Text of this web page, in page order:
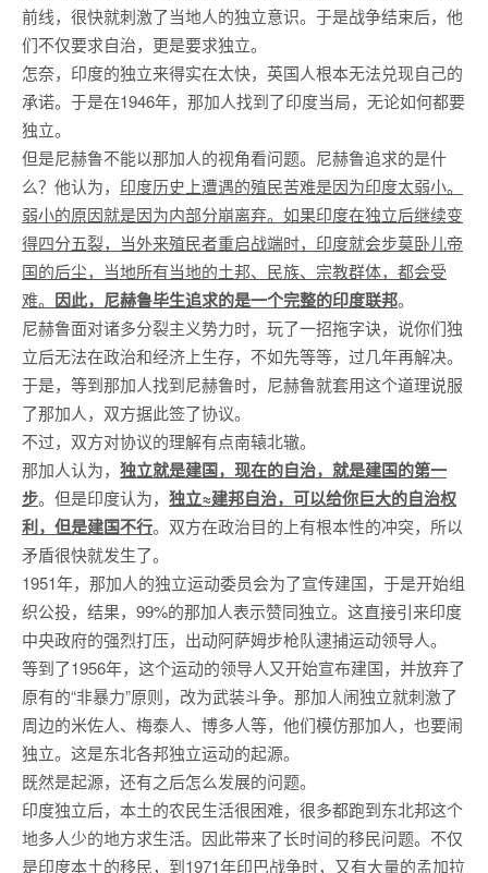
前线，很快就刺激了当地人的独立意识。于是战争结束后，他
们不仅要求自治，更是要求独立。
怎奈，印度的独立来得实在太快，英国人根本无法兑现自己的
承诺。于是在1946年，那加人找到了印度当局，无论如何都要
独立。
但是尼赫鲁不能以那加人的视角看问题。尼赫鲁追求的是什
么？他认为， 印度历史上遭遇的殖民苦难是因为印度太弱小。
弱小的原因就是因为内部分崩离弃。如果印度在独立后继续变
得四分五裂，当外来殖民者重启战端时，印度就会步莫卧儿帝
国的后尘，当地所有当地的土邦、民族、宗教群体，都会受
难。 因此，尼赫鲁毕生追求的是一个完整的印度联邦。
尼赫鲁面对诸多分裂主义势力时，玩了一招拖字诀，说你们独
立后无法在政治和经济上生存，不如先等等，过几年再解决。
于是，等到那加人找到尼赫鲁时，尼赫鲁就套用这个道理说服
了那加人，双方据此签了协议。
不过，双方对协议的理解有点南辕北辙。
那加人认为， 独立就是建国，现在的自治，就是建国的第一
步。但是印度认为， 独立≈建邦自治，可以给你巨大的自治权
利，但是建国不行。双方在政治目的上有根本性的冲突，所以
矛盾很快就发生了。
1951年，那加人的独立运动委员会为了宣传建国，于是开始组
织公投，结果，99%的那加人表示赞同独立。这直接引来印度
中央政府的强烈打压，出动阿萨姆步枪队逮捕运动领导人。
等到了1956年，这个运动的领导人又开始宣布建国，并放弃了
原有的“非暴力”原则，改为武装斗争。那加人闹独立就刺激了
周边的米佐人、梅泰人、博多人等，他们模仿那加人，也要闹
独立。这是东北各邦独立运动的起源。
既然是起源，还有之后怎么发展的问题。
印度独立后，本土的农民生活很困难，很多都跑到东北邦这个
地多人少的地方求生活。因此带来了长时间的移民问题。不仅
是印度本土的移民，到1971年印巴战争时，又有大量的孟加拉